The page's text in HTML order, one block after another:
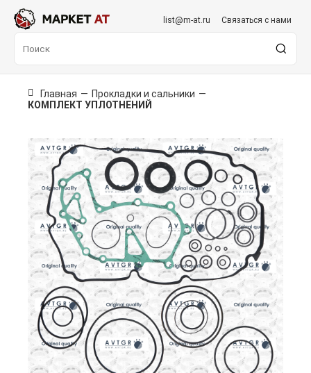
list@m-at.ru Связаться с нами
Главная — Прокладки и сальники —
КОМПЛЕКТ УПЛОТНЕНИЙ